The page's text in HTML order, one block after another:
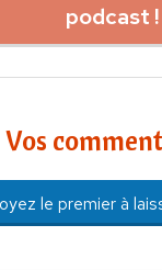
podcast !
Vos
le premier à